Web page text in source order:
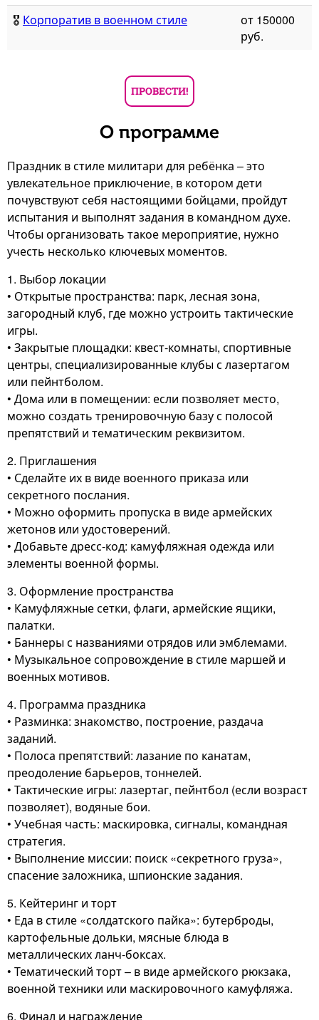
🎖 Корпоратив в военном стиле
от 150000
руб.
ПРОВЕСТИ!
О программе
Праздник в стиле милитари для ребёнка – это
увлекательное приключение, в котором дети
почувствуют себя настоящими бойцами, пройдут
испытания и выполнят задания в командном духе.
Чтобы организовать такое мероприятие, нужно
учесть несколько ключевых моментов.
1. Выбор локации
• Открытые пространства: парк, лесная зона,
загородный клуб, где можно устроить тактические
игры.
• Закрытые площадки: квест-комнаты, спортивные
центры, специализированные клубы с лазертагом
или пейнтболом.
• Дома или в помещении: если позволяет место,
можно создать тренировочную базу с полосой
препятствий и тематическим реквизитом.
2. Приглашения
• Сделайте их в виде военного приказа или
секретного послания.
• Можно оформить пропуска в виде армейских
жетонов или удостоверений.
• Добавьте дресс-код: камуфляжная одежда или
элементы военной формы.
3. Оформление пространства
• Камуфляжные сетки, флаги, армейские ящики,
палатки.
• Баннеры с названиями отрядов или эмблемами.
• Музыкальное сопровождение в стиле маршей и
военных мотивов.
4. Программа праздника
• Разминка: знакомство, построение, раздача
заданий.
• Полоса препятствий: лазание по канатам,
преодоление барьеров, тоннелей.
• Тактические игры: лазертаг, пейнтбол (если возраст
позволяет), водяные бои.
• Учебная часть: маскировка, сигналы, командная
стратегия.
• Выполнение миссии: поиск «секретного груза»,
спасение заложника, шпионские задания.
5. Кейтеринг и торт
• Еда в стиле «солдатского пайка»: бутерброды,
картофельные дольки, мясные блюда в
металлических ланч-боксах.
• Тематический торт – в виде армейского рюкзака,
военной техники или маскировочного камуфляжа.
6. Финал и награждение